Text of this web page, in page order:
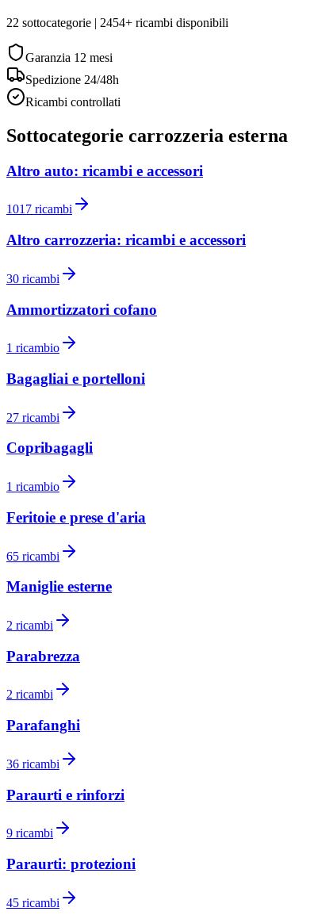
22 sottocategorie | 2454+ ricambi disponibili
Garanzia 12 mesi
Spedizione 24/48h
Ricambi controllati
Sottocategorie carrozzeria esterna
Altro auto: ricambi e accessori
1017 ricambi
Altro carrozzeria: ricambi e accessori
30 ricambi
Ammortizzatori cofano
1 ricambio
Bagagliai e portelloni
27 ricambi
Copribagagli
1 ricambio
Feritoie e prese d'aria
65 ricambi
Maniglie esterne
2 ricambi
Parabrezza
2 ricambi
Parafanghi
36 ricambi
Paraurti e rinforzi
9 ricambi
Paraurti: protezioni
45 ricambi